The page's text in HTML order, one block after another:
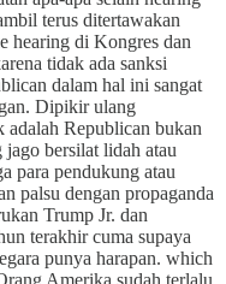
terus ditertawakan
hearing di Kongres dan
tidak ada sanksi
dalam hal ini sangat
Dipikir ulang
adalah Republican bukan
bersilat lidah atau
para pendukung atau
palsu dengan propaganda
Trump Jr. dan
terakhir cuma supaya
punya harapan. which
Amerika sudah terlalu